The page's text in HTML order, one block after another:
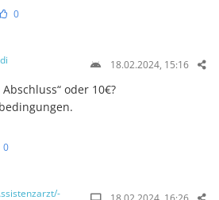
0
18.02.2024, 15:16
oder 10€?
0